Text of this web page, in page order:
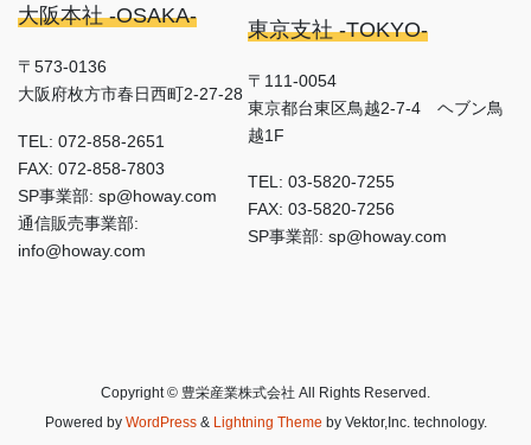
大阪本社 -OSAKA-
〒573-0136
大阪府枚方市春日西町2-27-28
TEL: 072-858-2651
FAX: 072-858-7803
SP事業部: sp@howay.com
通信販売事業部:
info@howay.com
東京支社 -TOKYO-
〒111-0054
東京都台東区鳥越2-7-4 ヘブン鳥
越1F
TEL: 03-5820-7255
FAX: 03-5820-7256
SP事業部: sp@howay.com
Copyright © 豊栄産業株式会社 All Rights Reserved.
Powered by WordPress& Lightning Theme by Vektor,Inc. technology.